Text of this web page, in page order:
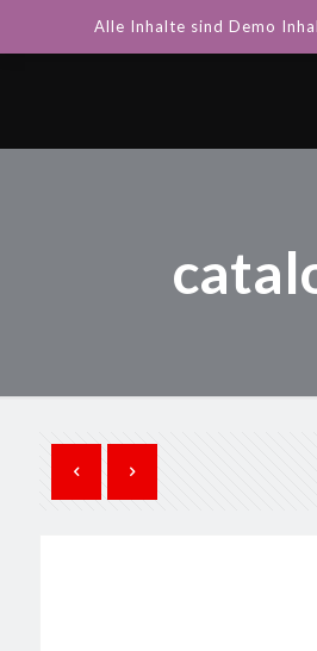
Alle Inhalte sind Demo